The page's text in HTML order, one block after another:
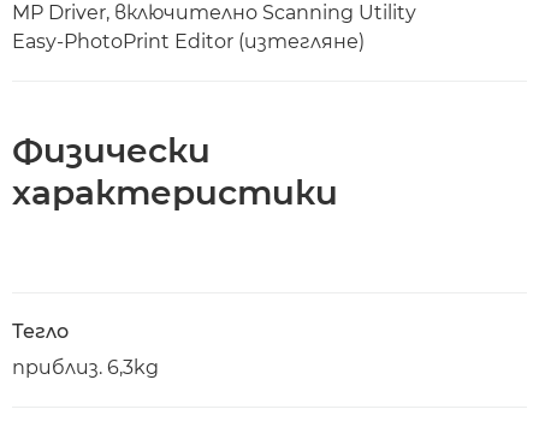
MP Driver, включително Scanning Utility
Easy-PhotoPrint Editor (изтегляне)
Физически
характеристики
Тегло
приблиз. 6,3kg